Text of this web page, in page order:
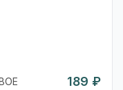
189 ₽